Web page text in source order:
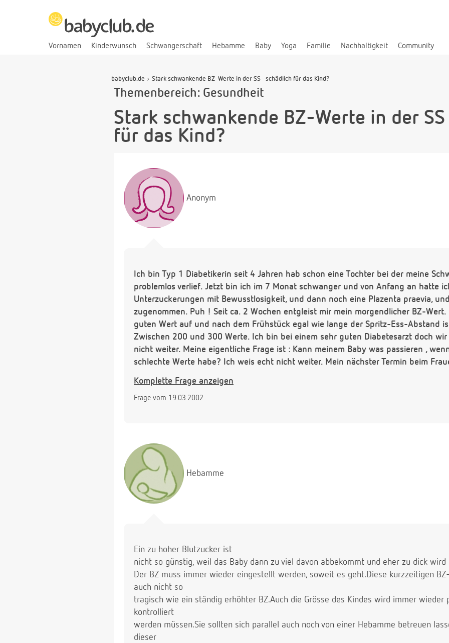
Vornamen Kinderwunsch Schwangerschaft Hebamme Baby Yoga Familie Nachhaltigkeit Community
babyclub.de Stark schwankende BZ-Werte in der SS - schädlich für das Kind?
Themenbereich: Gesundheit
Stark schwankende BZ-Werte in der
für das Kind?
Anonym
Ich bin Typ 1 Diabetikerin seit 4 Jahren hab schon eine Tochter bei der meine
problemlos verlief. Jetzt bin ich im 7 Monat schwanger und von Anfang an hatte
Unterzuckerungen mit Bewusstlosigkeit, und dann noch eine Plazenta praevia,
zugenommen. Puh ! Seit ca. 2 Wochen entgleist mir mein morgendlicher BZ-
guten Wert auf und nach dem Frühstück egal wie lange der Spritz-Ess-Abstand
Zwischen 200 und 300 Werte. Ich bin bei einem sehr guten Diabetesarzt doch
nicht weiter. Meine eigentliche Frage ist : Kann meinem Baby was passieren ,
schlechte Werte habe? Ich weis echt nicht weiter. Mein nächster Termin beim
in der NORM liegt, aber ich habe Angst. Könnt ihr mir helfen?
Komplette Frage anzeigen
Frage vom 19.03.2002
Hebamme
Ein zu hoher Blutzucker ist
nicht so günstig, weil das Baby dann zu viel davon abbekommt und eher zu dick
Der BZ muss immer wieder eingestellt werden, soweit es geht.Diese kurzzeitigen
auch nicht so
tragisch wie ein ständig erhöhter BZ.Auch die Grösse des Kindes wird immer wieder
kontrolliert
werden müssen.Sie sollten sich parallel auch noch von einer Hebamme betreuen
dieser